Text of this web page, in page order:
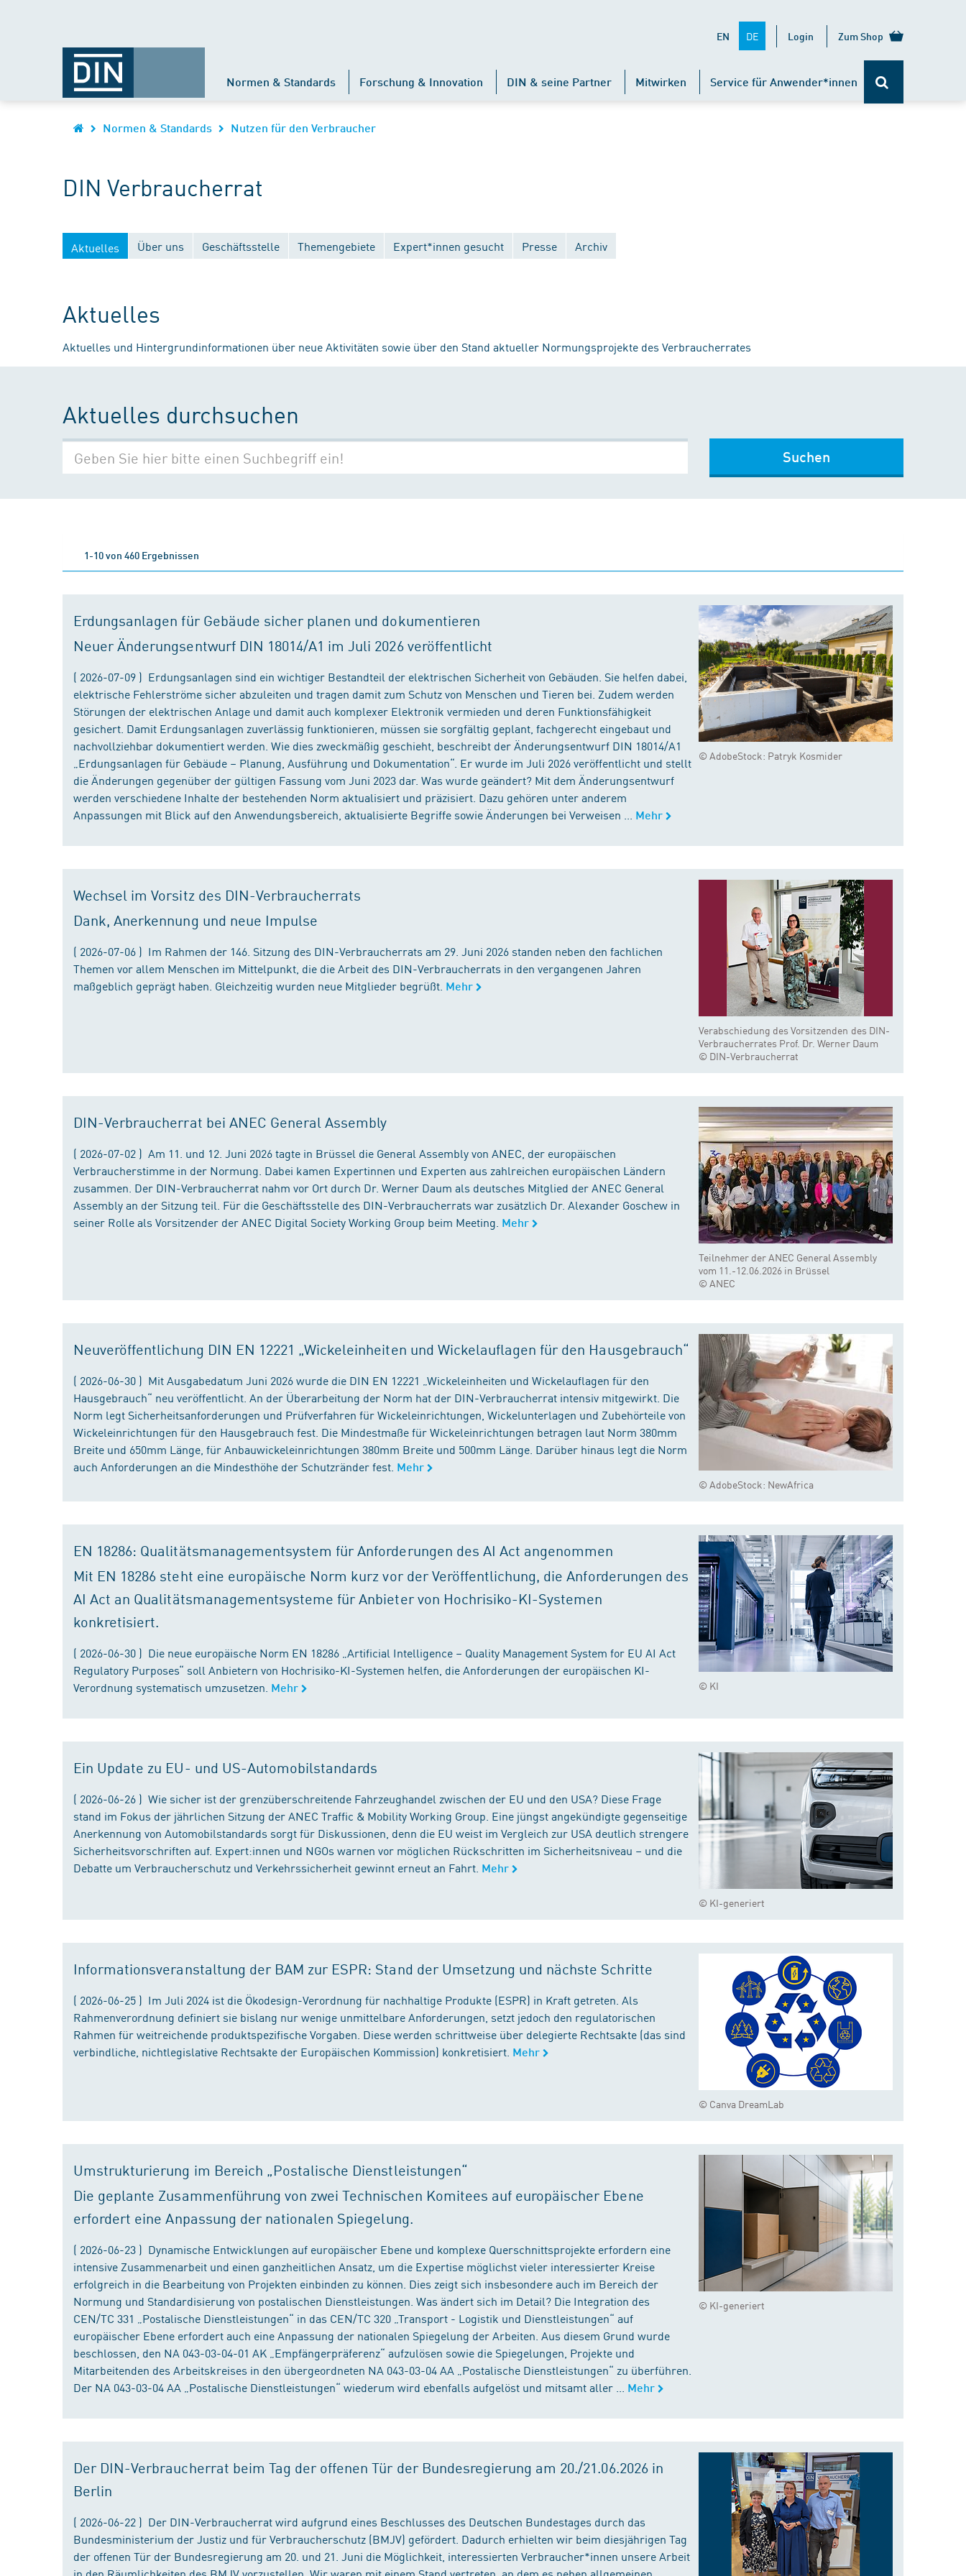
EN DE Login Zum Shop
Normen & Standards Forschung & Innovation DIN & seine Partner Mitwirken Service für Anwender*innen
Normen & Standards Nutzen für den Verbraucher
DIN Verbraucherrat
Aktuelles Über uns Geschäftsstelle Themengebiete Expert*innen gesucht Presse Archiv
Aktuelles
Aktuelles und Hintergrundinformationen über neue Aktivitäten sowie über den Stand aktueller Normungsprojekte des Verbraucherrates
Aktuelles durchsuchen
Suchen
1-10 von 460 Ergebnissen
© AdobeStock: Patryk Kosmider
Erdungsanlagen für Gebäude sicher planen und dokumentieren
Neuer Änderungsentwurf DIN 18014/A1 im Juli 2026 veröffentlicht
( 2026-07-09 ) Erdungsanlagen sind ein wichtiger Bestandteil der elektrischen Sicherheit von Gebäuden. Sie helfen dabei,
elektrische Fehlerströme sicher abzuleiten und tragen damit zum Schutz von Menschen und Tieren bei. Zudem werden
Störungen der elektrischen Anlage und damit auch komplexer Elektronik vermieden und deren Funktionsfähigkeit
gesichert. Damit Erdungsanlagen zuverlässig funktionieren, müssen sie sorgfältig geplant, fachgerecht eingebaut und
nachvollziehbar dokumentiert werden. Wie dies zweckmäßig geschieht, beschreibt der Änderungsentwurf DIN 18014/A1
„Erdungsanlagen für Gebäude – Planung, Ausführung und Dokumentation“. Er wurde im Juli 2026 veröffentlicht und stellt
die Änderungen gegenüber der gültigen Fassung vom Juni 2023 dar. Was wurde geändert? Mit dem Änderungsentwurf
werden verschiedene Inhalte der bestehenden Norm aktualisiert und präzisiert. Dazu gehören unter anderem
Anpassungen mit Blick auf den Anwendungsbereich, aktualisierte Begriffe sowie Änderungen bei Verweisen ...
Mehr
Verabschiedung des Vorsitzenden des DIN-
Verbraucherrates Prof. Dr. Werner Daum
© DIN-Verbraucherrat
Wechsel im Vorsitz des DIN-Verbraucherrats
Dank, Anerkennung und neue Impulse
( 2026-07-06 ) Im Rahmen der 146. Sitzung des DIN-Verbraucherrats am 29. Juni 2026 standen neben den fachlichen
Themen vor allem Menschen im Mittelpunkt, die die Arbeit des DIN-Verbraucherrats in den vergangenen Jahren
maßgeblich geprägt haben. Gleichzeitig wurden neue Mitglieder begrüßt. Mehr
Teilnehmer der ANEC General Assembly
vom 11.-12.06.2026 in Brüssel
© ANEC
DIN-Verbraucherrat bei ANEC General Assembly
( 2026-07-02 ) Am 11. und 12. Juni 2026 tagte in Brüssel die General Assembly von ANEC, der europäischen
Verbraucherstimme in der Normung. Dabei kamen Expertinnen und Experten aus zahlreichen europäischen Ländern
zusammen. Der DIN-Verbraucherrat nahm vor Ort durch Dr. Werner Daum als deutsches Mitglied der ANEC General
Assembly an der Sitzung teil. Für die Geschäftsstelle des DIN-Verbraucherrats war zusätzlich Dr. Alexander Goschew in
seiner Rolle als Vorsitzender der ANEC Digital Society Working Group beim Meeting. Mehr
© AdobeStock: NewAfrica
Neuveröffentlichung DIN EN 12221 „Wickeleinheiten und Wickelauflagen für den Hausgebrauch“
( 2026-06-30 ) Mit Ausgabedatum Juni 2026 wurde die DIN EN 12221 „Wickeleinheiten und Wickelauflagen für den
Hausgebrauch“ neu veröffentlicht. An der Überarbeitung der Norm hat der DIN-Verbraucherrat intensiv mitgewirkt. Die
Norm legt Sicherheitsanforderungen und Prüfverfahren für Wickeleinrichtungen, Wickelunterlagen und Zubehörteile von
Wickeleinrichtungen für den Hausgebrauch fest. Die Mindestmaße für Wickeleinrichtungen betragen laut Norm 380mm
Breite und 650mm Länge, für Anbauwickeleinrichtungen 380mm Breite und 500mm Länge. Darüber hinaus legt die Norm
auch Anforderungen an die Mindesthöhe der Schutzränder fest. Mehr
© KI
EN 18286: Qualitätsmanagementsystem für Anforderungen des AI Act angenommen
Mit EN 18286 steht eine europäische Norm kurz vor der Veröffentlichung, die Anforderungen des
AI Act an Qualitätsmanagementsysteme für Anbieter von Hochrisiko-KI-Systemen
konkretisiert.
( 2026-06-30 ) Die neue europäische Norm EN 18286 „Artificial Intelligence – Quality Management System for EU AI Act
Regulatory Purposes“ soll Anbietern von Hochrisiko-KI-Systemen helfen, die Anforderungen der europäischen KI-
Verordnung systematisch umzusetzen. Mehr
© KI-generiert
Ein Update zu EU- und US-Automobilstandards
( 2026-06-26 ) Wie sicher ist der grenzüberschreitende Fahrzeughandel zwischen der EU und den USA? Diese Frage
stand im Fokus der jährlichen Sitzung der ANEC Traffic & Mobility Working Group. Eine jüngst angekündigte gegenseitige
Anerkennung von Automobilstandards sorgt für Diskussionen, denn die EU weist im Vergleich zur USA deutlich strengere
Sicherheitsvorschriften auf. Expert:innen und NGOs warnen vor möglichen Rückschritten im Sicherheitsniveau – und die
Debatte um Verbraucherschutz und Verkehrssicherheit gewinnt erneut an Fahrt. Mehr
© Canva DreamLab
Informationsveranstaltung der BAM zur ESPR: Stand der Umsetzung und nächste Schritte
( 2026-06-25 ) Im Juli 2024 ist die Ökodesign-Verordnung für nachhaltige Produkte (ESPR) in Kraft getreten. Als
Rahmenverordnung definiert sie bislang nur wenige unmittelbare Anforderungen, setzt jedoch den regulatorischen
Rahmen für weitreichende produktspezifische Vorgaben. Diese werden schrittweise über delegierte Rechtsakte (das sind
verbindliche, nichtlegislative Rechtsakte der Europäischen Kommission) konkretisiert. Mehr
© KI-generiert
Umstrukturierung im Bereich „Postalische Dienstleistungen“
Die geplante Zusammenführung von zwei Technischen Komitees auf europäischer Ebene
erfordert eine Anpassung der nationalen Spiegelung.
( 2026-06-23 ) Dynamische Entwicklungen auf europäischer Ebene und komplexe Querschnittsprojekte erfordern eine
intensive Zusammenarbeit und einen ganzheitlichen Ansatz, um die Expertise möglichst vieler interessierter Kreise
erfolgreich in die Bearbeitung von Projekten einbinden zu können. Dies zeigt sich insbesondere auch im Bereich der
Normung und Standardisierung von postalischen Dienstleistungen. Was ändert sich im Detail? Die Integration des
CEN/TC 331 „Postalische Dienstleistungen“ in das CEN/TC 320 „Transport - Logistik und Dienstleistungen“ auf
europäischer Ebene erfordert auch eine Anpassung der nationalen Spiegelung der Arbeiten. Aus diesem Grund wurde
beschlossen, den NA 043-03-04-01 AK „Empfängerpräferenz“ aufzulösen sowie die Spiegelungen, Projekte und
Mitarbeitenden des Arbeitskreises in den übergeordneten NA 043-03-04 AA „Postalische Dienstleistungen“ zu überführen.
Der NA 043-03-04 AA „Postalische Dienstleistungen“ wiederum wird ebenfalls aufgelöst und mitsamt aller ...
Mehr
Der DIN-Verbraucherrat beim Tag der offenen Tür der Bundesregierung am 20./21.06.2026 in
Berlin
( 2026-06-22 ) Der DIN-Verbraucherrat wird aufgrund eines Beschlusses des Deutschen Bundestages durch das
Bundesministerium der Justiz und für Verbraucherschutz (BMJV) gefördert. Dadurch erhielten wir beim diesjährigen Tag
der offenen Tür der Bundesregierung am 20. und 21. Juni die Möglichkeit, interessierten Verbraucher*innen unsere Arbeit